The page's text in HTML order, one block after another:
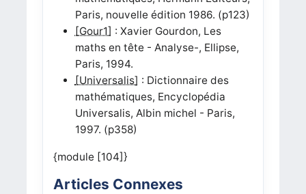
Paris, nouvelle édition 1986. (p123)
[Gour1] : Xavier Gourdon, Les
maths en tête - Analyse-, Ellipse,
Paris, 1994.
[Universalis] : Dictionnaire des
mathématiques, Encyclopédia
Universalis, Albin michel - Paris,
1997. (p358)
{module [104]}
Articles Connexes